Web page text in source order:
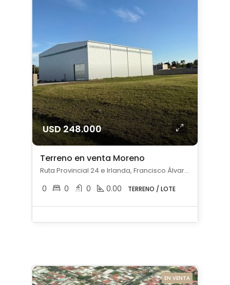
USD 248.000
Terreno en venta Moreno
Ruta Provincial 24 e Irlanda, Francisco Álvarez, Moreno
0 0 0 0.00 TERRENO / LOTE
EN VENTA